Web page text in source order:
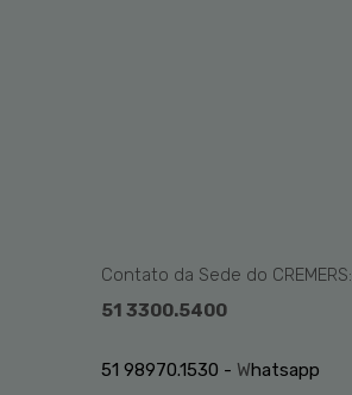
Contato da Sede do CREMERS:
51 3300.5400
51 98970.1530 - Whatsapp